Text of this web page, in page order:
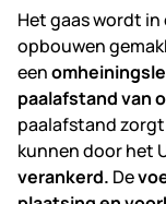
Het gaas wordt in
opbouwen
een
paalafstand van
paalafstand
kunnen door het
verankerd. De